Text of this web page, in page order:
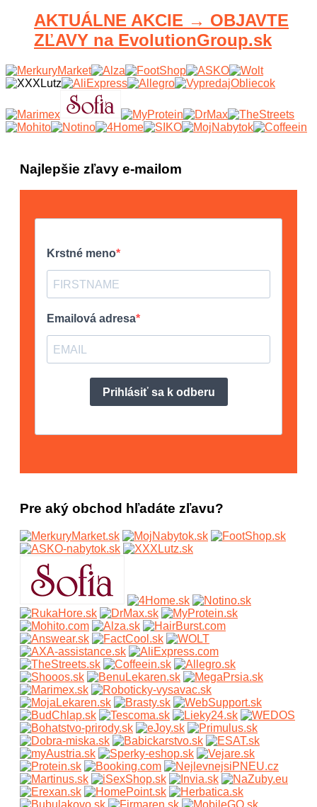
AKTUÁLNE AKCIE → OBJAVTE
ZĽAVY na EvolutionGroup.sk
Najlepšie zľavy e-mailom
Pre aký obchod hľadáte zľavu?